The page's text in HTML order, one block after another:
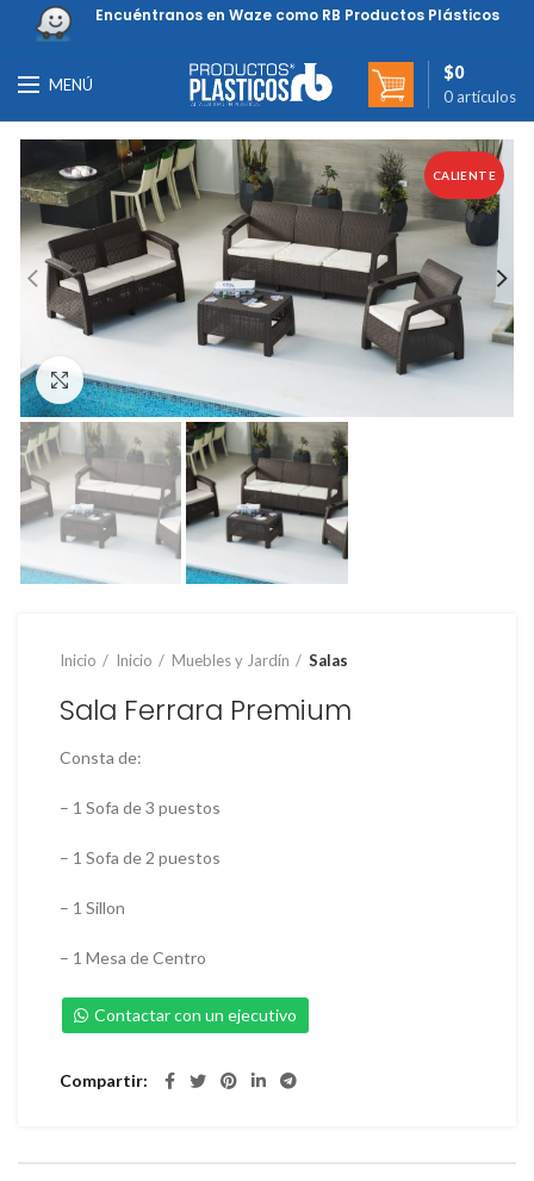
Encuéntranos en Waze como RB Productos Plásticos
MENÚ
0 artículos
$0
CALIENTE
Clic para ampliar
Inicio Inicio Muebles y Jardín Salas
Sala Ferrara Premium
Consta de:
– 1 Sofa de 3 puestos
– 1 Sofa de 2 puestos
– 1 Sillon
– 1 Mesa de Centro
Contactar con un ejecutivo
Compartir